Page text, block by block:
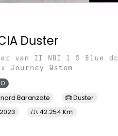
Duster
van II NBI 1.5 Blue
Journey Qstom
Baranzate
Duster
42.254 Km